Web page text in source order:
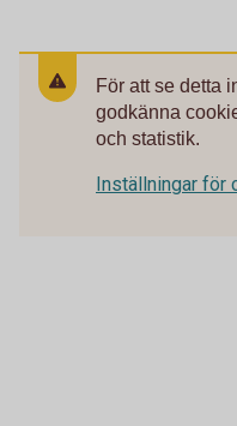
För att se detta
godkänna
och statistik.
Inställningar för